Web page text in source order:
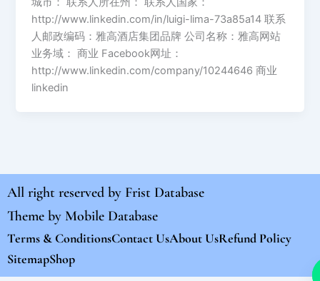
http://www.linkedin.com/in/luigi-lima-73a85a14 联系
人邮政编码：雅高酒店集团品牌 公司名称：雅高网站
业务域： 商业 Facebook网址：
http://www.linkedin.com/company/10244646 商业
linkedin
All right reserved by Frist Database
Theme by Mobile Database
Terms & ConditionsContact UsAbout UsRefund Policy
SitemapShop